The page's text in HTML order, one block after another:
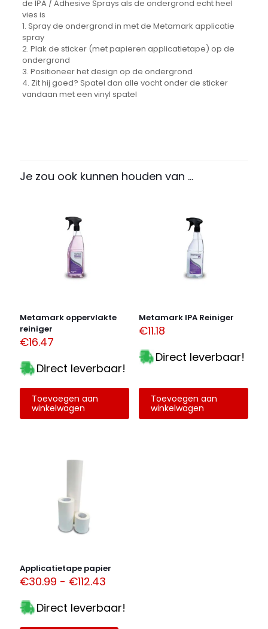
de IPA / Adhesive Sprays als de ondergrond echt heel
vies is
1. Spray de ondergrond in met de Metamark applicatie
spray
2. Plak de sticker (met papieren applicatietape) op de
ondergrond
3. Positioneer het design op de ondergrond
4. Zit hij goed? Spatel dan alle vocht onder de sticker
vandaan met een vinyl spatel
Je zou ook kunnen houden van …
Metamark oppervlakte
reiniger
€16.47
Direct leverbaar!
Toevoegen aan
winkelwagen
Metamark IPA Reiniger
€11.18
Direct leverbaar!
Toevoegen aan
winkelwagen
Applicatietape papier
€30.99 - €112.43
tot
€112.43
Direct leverbaar!